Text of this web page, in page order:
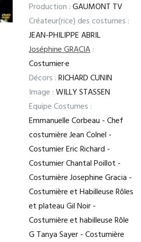
Production :GAUMONT TV
Créateur(rice) des costumes :
JEAN-PHILIPPE ABRIL
Joséphine GRACIA:
Costumier·e
Décors :RICHARD CUNIN
Image :WILLY STASSEN
Equipe Costumes :
Emmanuelle Corbeau - Chef
costumière Jean Colnel -
Costumier Eric Richard -
Costumier Chantal Poillot -
Costumière Josephine Gracia -
Costumière et Habilleuse Rôles
et plateau Gil Noir -
Costumière et habilleuse Rôle
G Tanya Sayer - Costumière